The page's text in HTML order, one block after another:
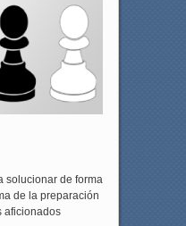
solucionar de forma
de la preparación
aficionados